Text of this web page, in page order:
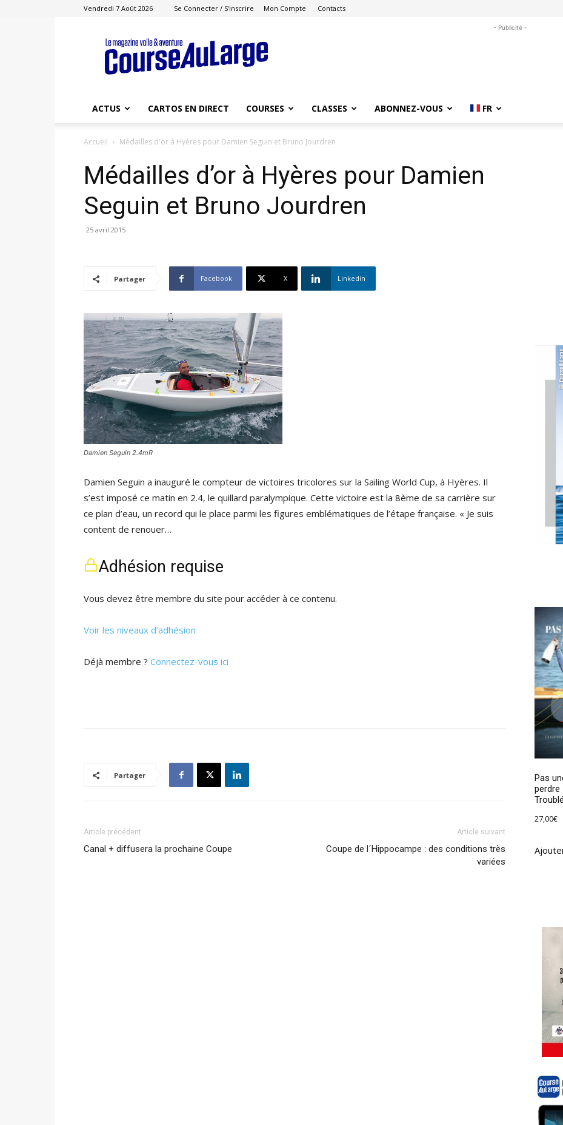
Vendredi 7 Août 2026 Se Connecter / S'inscrire Mon Compte Contacts
Course
au
Large
- Publicité -
ACTUS CARTOS EN DIRECT COURSES CLASSES ABONNEZ-VOUS FR
Accueil Médailles d'or à Hyères pour Damien Seguin et Bruno Jourdren
Médailles d’or à Hyères pour Damien
Seguin et Bruno Jourdren
25 avril 2015
Partager Facebook X Linkedin
Damien Seguin 2.4mR
Damien Seguin a inauguré le compteur de victoires tricolores sur la Sailing World Cup, à Hyères. Il
s’est imposé ce matin en 2.4, le quillard paralympique. Cette victoire est la 8ème de sa carrière sur
ce plan d’eau, un record qui le place parmi les figures emblématiques de l’étape française. « Je suis
content de renouer…
Adhésion requise
Vous devez être membre du site pour accéder à ce contenu.
Voir les niveaux d’adhésion
Déjà membre ? Connectez-vous ici
Partager
Article précédent
Canal + diffusera la prochaine Coupe
Article suivant
Coupe de l´Hippocampe : des conditions très
variées
Pas
perdre
Troublé
27,00€